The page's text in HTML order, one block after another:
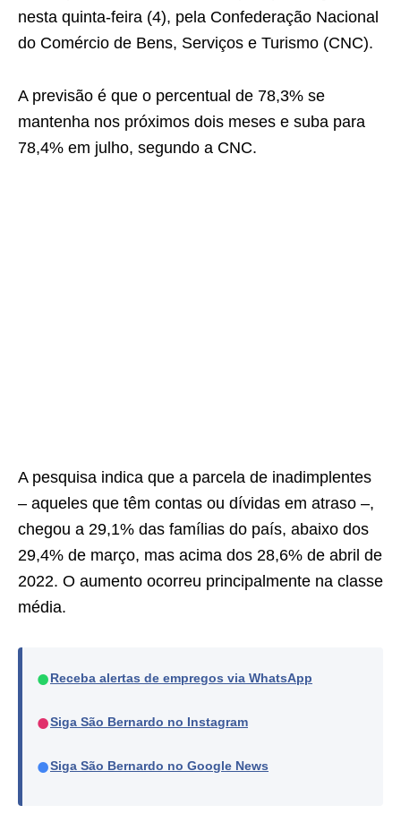
nesta quinta-feira (4), pela Confederação Nacional
do Comércio de Bens, Serviços e Turismo (CNC).
A previsão é que o percentual de 78,3% se
mantenha nos próximos dois meses e suba para
78,4% em julho, segundo a CNC.
A pesquisa indica que a parcela de inadimplentes
– aqueles que têm contas ou dívidas em atraso –,
chegou a 29,1% das famílias do país, abaixo dos
29,4% de março, mas acima dos 28,6% de abril de
2022. O aumento ocorreu principalmente na classe
média.
● Receba alertas de empregos via WhatsApp
●Siga São Bernardo no Instagram
●Siga São Bernardo no Google News